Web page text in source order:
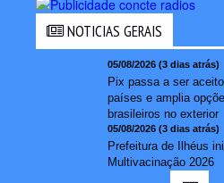
NOTICIAS GERAIS
05/08/2026 (3 dias atrás)
Pix passa a ser
países e amplia
brasileiros no exterior
05/08/2026 (3 dias atrás)
Prefeitura de Ilhéus
Multivacinação 2026